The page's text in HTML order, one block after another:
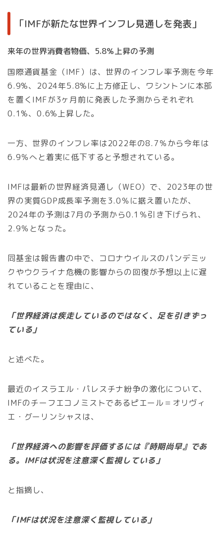
「IMFが新たな世界インフレ見通しを発表」
来年の世界消費者物価、5.8％上昇の予測
国際通貨基金（IMF）は、世界のインフレ率予測を今年
6.9%、2024年5.8%に上方修正し、ワシントンに本部
を置くIMFが3ヶ月前に発表した予測からそれぞれ
0.1%、0.6%上昇した。
一方、世界のインフレ率は2022年の8.7％から今年は
6.9％へと着実に低下すると予想されている。
IMFは最新の世界経済見通し（WEO）で、2023年の世
界の実質GDP成長率予測を3.0％に据え置いたが、
2024年の予測は7月の予測から0.1％引き下げられ、
2.9％となった。
同基金は報告書の中で、コロナウイルスのパンデミッ
クやウクライナ危機の影響からの回復が予想以上に遅
れていることを理由に、
「世界経済は疾走しているのではなく、足を引きずっ
ている」
と述べた。
最近のイスラエル・パレスチナ紛争の激化について、
IMFのチーフエコノミストであるピエール＝オリヴィ
エ・グーリンシャスは、
「世界経済への影響を評価するには『時期尚早』であ
る。IMFは状況を注意深く監視している」
と指摘し、
「IMFは状況を注意深く監視している」